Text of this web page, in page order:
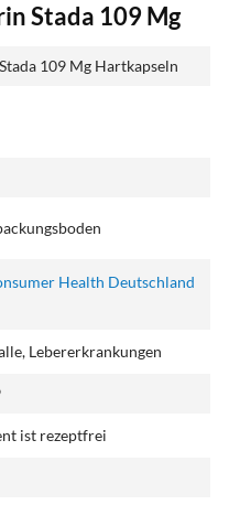
Stada 109 Mg
109 Mg Hartkapseln
Health Deutschland
Lebererkrankungen
ist rezeptfrei